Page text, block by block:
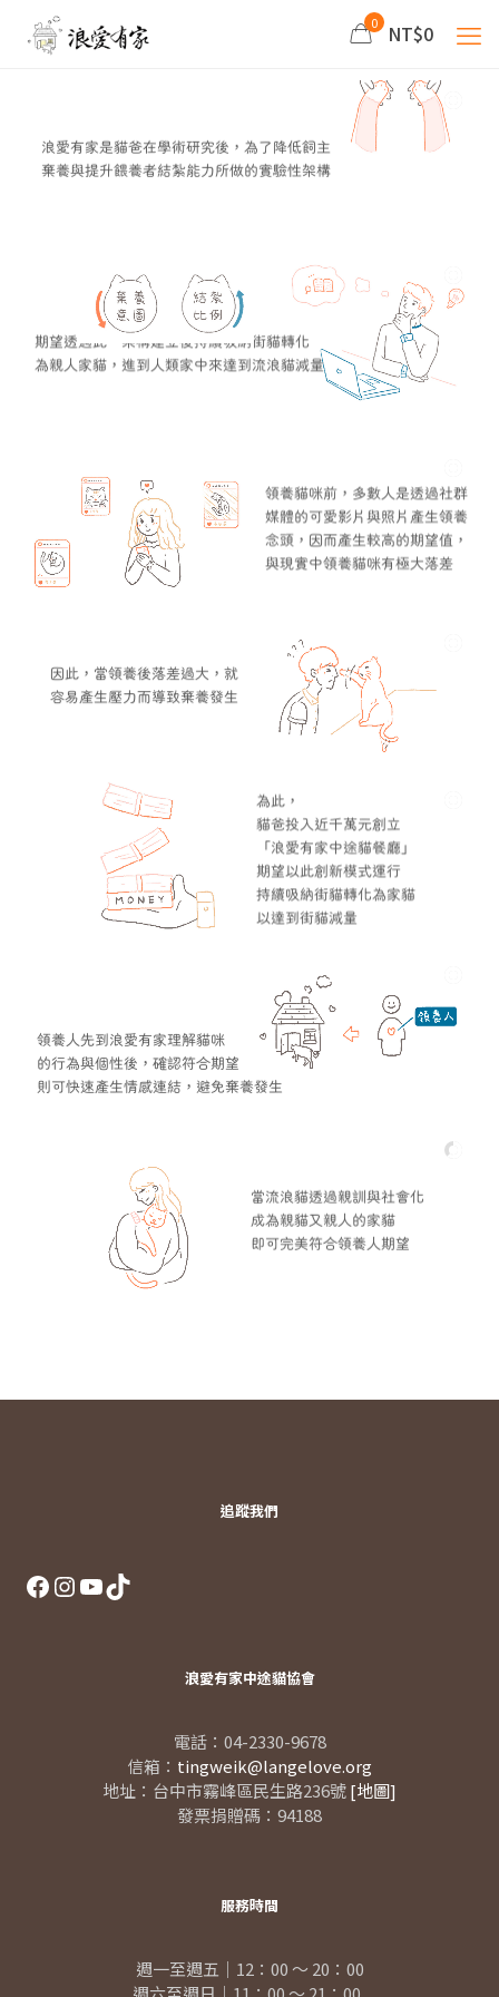
0 NT$0
浪愛有家是貓爸在學術研究後，為了降低飼主
棄養與提升餵養者結紮能力所做的實驗性架構
期望透過此一架構建立後持續吸納街貓轉化
為親人家貓，進到人類家中來達到流浪貓減量
領養貓咪前，多數人是透過社群
媒體的可愛影片與照片產生領養
念頭，因而產生較高的期望值，
與現實中領養貓咪有極大落差
因此，當領養後落差過大，就
容易產生壓力而導致棄養發生
為此，
貓爸投入近千萬元創立
「浪愛有家中途貓餐廳」
期望以此創新模式運行
持續吸納街貓轉化為家貓
以達到街貓減量
領養人先到浪愛有家理解貓咪
的行為與個性後，確認符合期望
則可快速產生情感連結，避免棄養發生
當流浪貓透過親訓與社會化
成為親貓又親人的家貓
即可完美符合領養人期望
追蹤我們
Facebook
Instagram
YouTube
TikTok
浪愛有家中途貓協會
電話：04-2330-9678
信箱： tingweik@langelove.org
地址：台中市霧峰區民生路236號[地圖]
發票捐贈碼：94188
服務時間
週一至週五｜12：00 ～ 20：00